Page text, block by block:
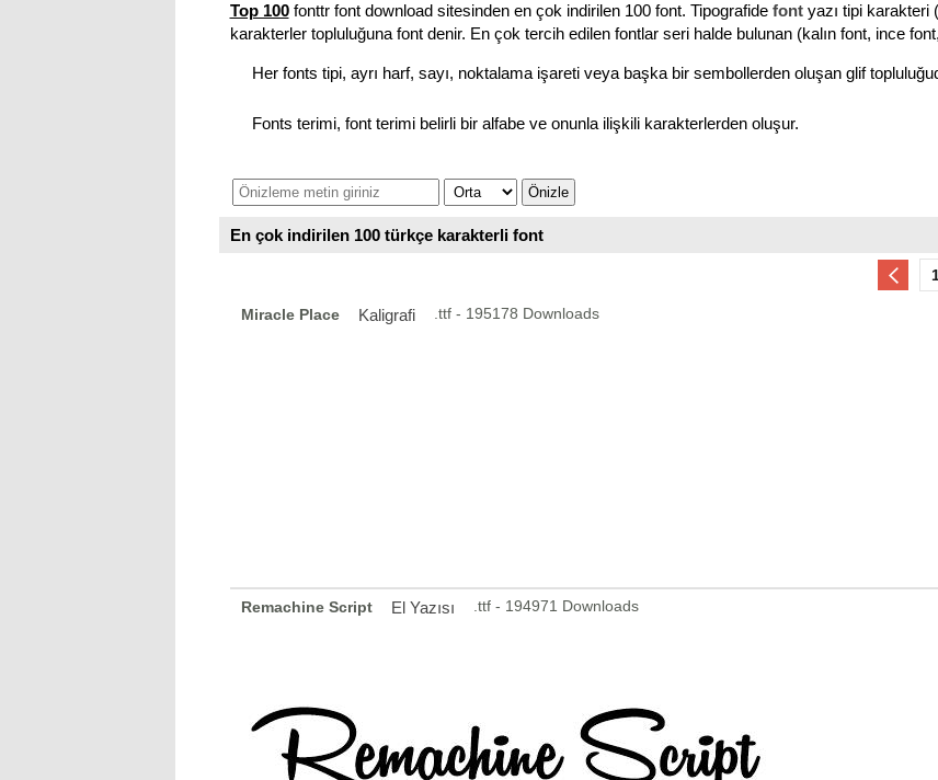
Top 100fonttr font download sitesinden en çok indirilen 100 font. Tipografide fontyazı tipi karakteri
karakterler topluluğuna font denir. En çok tercih edilen fontlar seri halde bulunan (kalın font, ince
Her fonts tipi, ayrı harf, sayı, noktalama işareti veya başka bir sembollerden oluşan glif
Fonts terimi, font terimi belirli bir alfabe ve onunla ilişkili karakterlerden oluşur.
En çok indirilen 100 türkçe karakterli font
Miracle Place Kaligrafi .ttf - 195178 Downloads
Remachine Script El Yazısı .ttf - 194971 Downloads